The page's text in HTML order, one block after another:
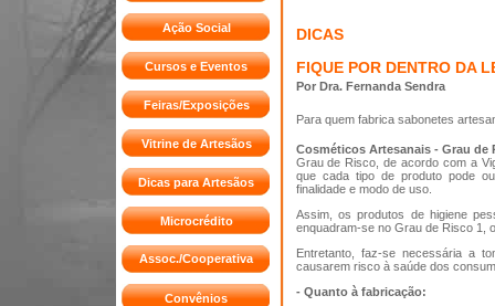
Ação Social
Cursos e Eventos
Feiras/Exposições
Vitrine de Artesãos
Dicas para Artesãos
Microcrédito
Assoc./Cooperativa
Convênios
DICAS
FIQUE POR DENTRO DA
Por Dra. Fernanda Sendra
Para quem fabrica sabonetes
Cosméticos Artesanais - Grau de
Grau de Risco, de acordo com a
que cada tipo de produto pode
finalidade e modo de uso.
Assim, os produtos de higiene
enquadram-se no Grau de Risco 1,
Entretanto, faz-se necessária a
causarem risco à saúde dos
- Quanto à fabricação: